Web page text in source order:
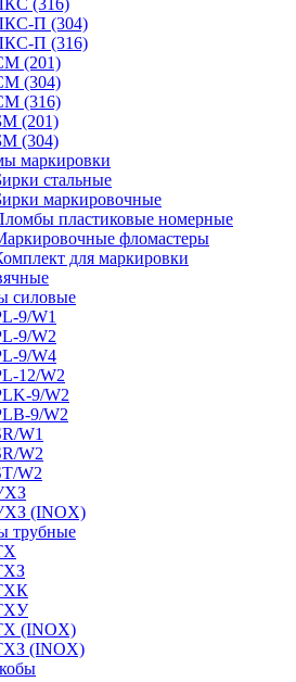
(316)
П (304)
П (316)
(201)
(304)
(316)
(201)
(304)
маркировки
стальные
маркировочные
пластиковые номерные
фломастеры
для маркировки
силовые
9/W1
9/W2
9/W4
12/W2
9/W2
9/W2
W1
W2
W2
(INOX)
трубные
(INOX)
(INOX)